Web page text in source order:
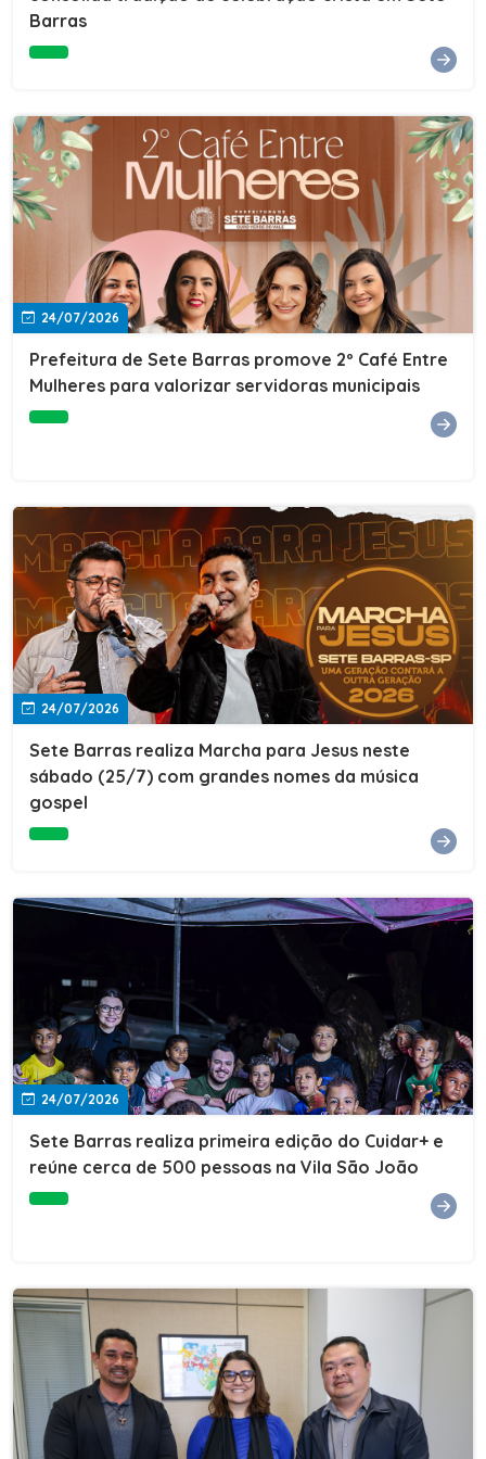
e do Instituto de Desenvolvimento Profissional
fundador da empresa Seu Consultor.Inscrições: FAÇA
AQUI
Barras
24/07/2026
Prefeitura de Sete Barras promove 2º Café Entre
Mulheres para valorizar servidoras municipais
24/07/2026
Sete Barras realiza Marcha para Jesus neste
sábado (25/7) com grandes nomes da música
gospel
24/07/2026
Sete Barras realiza primeira edição do Cuidar+ e
reúne cerca de 500 pessoas na Vila São João